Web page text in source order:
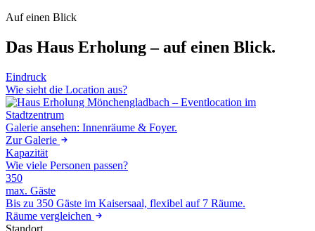
Auf einen Blick
Das Haus Erholung – auf einen Blick.
Eindruck
Wie sieht die Location aus?
Galerie ansehen: Innenräume & Foyer.
Zur Galerie
Kapazität
Wie viele Personen passen?
350
max. Gäste
Bis zu 350 Gäste im Kaisersaal, flexibel auf 7 Räume.
Räume vergleichen
Standort